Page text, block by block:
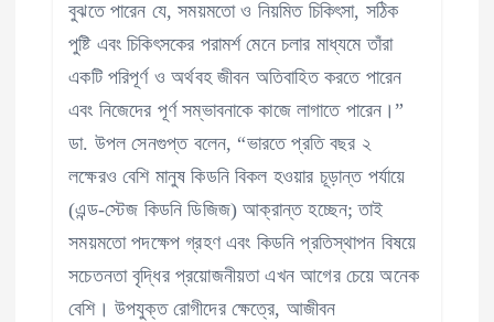
বুঝতে পারেন যে, সময়মতো ও নিয়মিত চিকিৎসা, সঠিক
পুষ্টি এবং চিকিৎসকের পরামর্শ মেনে চলার মাধ্যমে তাঁরা
একটি পরিপূর্ণ ও অর্থবহ জীবন অতিবাহিত করতে পারেন
এবং নিজেদের পূর্ণ সম্ভাবনাকে কাজে লাগাতে পারেন।”
ডা. উপল সেনগুপ্ত বলেন, “ভারতে প্রতি বছর ২
লক্ষেরও বেশি মানুষ কিডনি বিকল হওয়ার চূড়ান্ত পর্যায়ে
(এন্ড-স্টেজ কিডনি ডিজিজ) আক্রান্ত হচ্ছেন; তাই
সময়মতো পদক্ষেপ গ্রহণ এবং কিডনি প্রতিস্থাপন বিষয়ে
সচেতনতা বৃদ্ধির প্রয়োজনীয়তা এখন আগের চেয়ে অনেক
বেশি। উপযুক্ত রোগীদের ক্ষেত্রে, আজীবন